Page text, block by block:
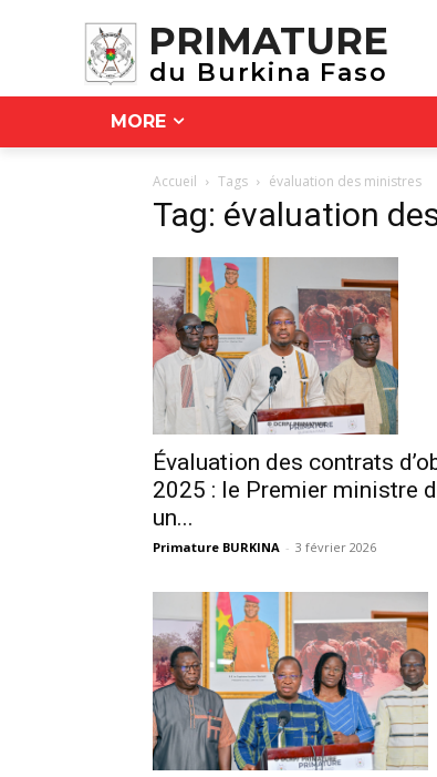
PRIMATURE
du Burkina Faso
MORE
Accueil Tags évaluation des ministres
Tag: évaluation
Évaluation des contrats
2025 : le Premier ministre
un...
Primature BURKINA - 3 février 2026